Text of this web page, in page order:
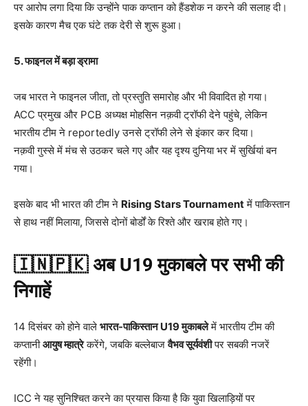
पर आरोप लगा दिया कि उन्होंने पाक कप्तान को हैंडशेक न करने की सलाह दी।
इसके कारण मैच एक घंटे तक देरी से शुरू हुआ।
5.फाइनल में बड़ा ड्रामा
जब भारत ने फाइनल जीता, तो प्रस्तुति समारोह और भी विवादित हो गया।
ACC प्रमुख और PCB अध्यक्ष मोहसिन नक़वी ट्रॉफी देने पहुंचे, लेकिन
भारतीय टीम ने reportedly उनसे ट्रॉफी लेने से इंकार कर दिया।
नक़वी गुस्से में मंच से उठकर चले गए और यह दृश्य दुनिया भर में सुर्खियां बन
गया।
इसके बाद भी भारत की टीम ने Rising Stars Tournamentमें पाकिस्तान
से हाथ नहीं मिलाया, जिससे दोनों बोर्डों के रिश्ते और खराब होते गए।
🇮🇳🇵🇰अब U19मुकाबले पर सभी की
निगाहें
14 दिसंबर को होने वाले भारत-पाकिस्तान U19मुकाबलेमें भारतीय टीम की
कप्तानीआयुष म्हात्रेकरेंगे, जबकि बल्लेबाजवैभव सूर्यवंशीपर सबकी नजरें
रहेंगी।
ICC ने यह सुनिश्चित करने का प्रयास किया है कि युवा खिलाड़ियों पर